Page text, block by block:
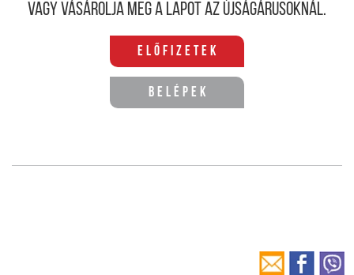
Vagy vásárolja meg a lapot az újságárusoknál.
Előfizetek
Belépek